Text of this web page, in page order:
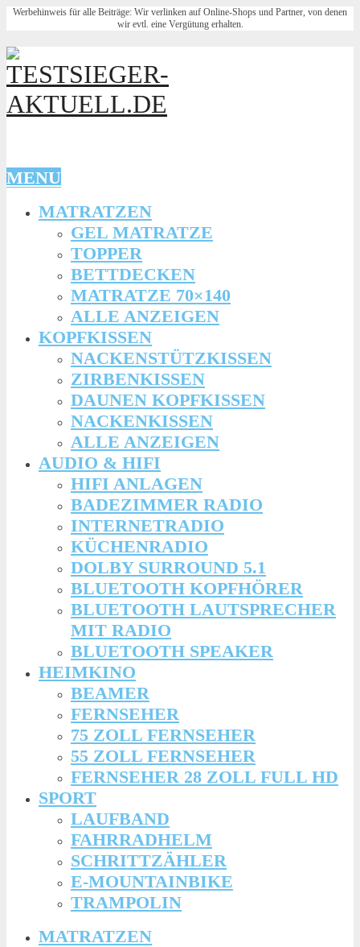
Werbehinweis für alle Beiträge: Wir verlinken auf Online-Shops und Partner, von denen
wir evtl. eine Vergütung erhalten.
MENU
MATRATZEN
GEL MATRATZE
TOPPER
BETTDECKEN
MATRATZE 70×140
ALLE ANZEIGEN
KOPFKISSEN
NACKENSTÜTZKISSEN
ZIRBENKISSEN
DAUNEN KOPFKISSEN
NACKENKISSEN
ALLE ANZEIGEN
AUDIO & HIFI
HIFI ANLAGEN
BADEZIMMER RADIO
INTERNETRADIO
KÜCHENRADIO
DOLBY SURROUND 5.1
BLUETOOTH KOPFHÖRER
BLUETOOTH LAUTSPRECHER
MIT RADIO
BLUETOOTH SPEAKER
HEIMKINO
BEAMER
FERNSEHER
75 ZOLL FERNSEHER
55 ZOLL FERNSEHER
FERNSEHER 28 ZOLL FULL HD
SPORT
LAUFBAND
FAHRRADHELM
SCHRITTZÄHLER
E-MOUNTAINBIKE
TRAMPOLIN
MATRATZEN